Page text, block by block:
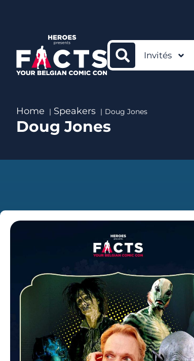
Invités
Home Speakers Doug Jones
Doug Jones